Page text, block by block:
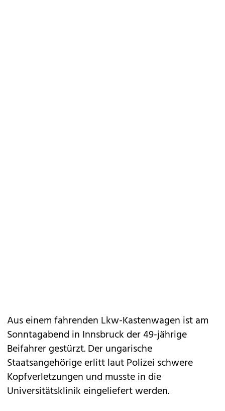
Aus einem fahrenden Lkw-Kastenwagen ist am
Sonntagabend in Innsbruck der 49-jährige
Beifahrer gestürzt. Der ungarische
Staatsangehörige erlitt laut Polizei schwere
Kopfverletzungen und musste in die
Universitätsklinik eingeliefert werden.